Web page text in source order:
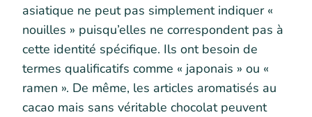
asiatique ne peut pas simplement indiquer «
nouilles » puisqu’elles ne correspondent pas à
cette identité spécifique. Ils ont besoin de
termes qualificatifs comme « japonais » ou «
ramen ». De même, les articles aromatisés au
cacao mais sans véritable chocolat peuvent